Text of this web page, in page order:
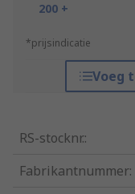
200 +
*prijsindicatie
Voeg
RS-stocknr.:
Fabrikantnummer: